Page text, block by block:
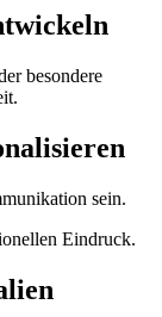
besondere
sein.
Eindruck.